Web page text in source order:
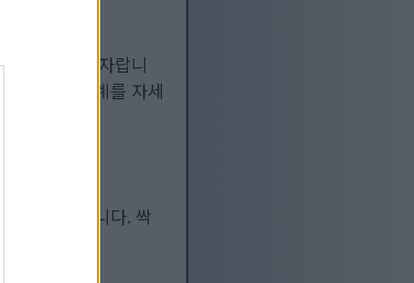
경에서 잘 자랍니
의 모든 단계를 자세
말 맛있습니다. 싹